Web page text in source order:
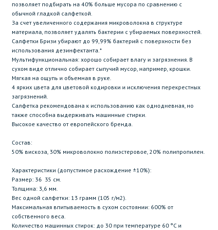
позволяет подбирать на 40% больше мусора по сравнению с
обычной гладкой салфеткой.
За счет увеличенного содержания микроволокна в структуре
материала, позволяет удалять бактерии с убираемых поверхностей.
Салфетки Бризи убирают до 99,99% бактерий с поверхности без
использования дезинфектанта.*
Мультифункциональная: хорошо собирает влагу и загрязнения. В
сухом виде отлично собирает сыпучий мусор, например, крошки.
Мягкая на ощупь и объемная в руке.
4 ярких цвета для цветовой кодировки и исключения перекрестных
загрязнений.
Салфетка рекомендована к использованию как однодневная, но
также способна выдерживать машинные стирки.
Высокое качество от европейского бренда.
Состав:
50% вискоза, 30% микроволокно полиэстеровое, 20% полипропилен.
Характеристики (допустимое расхождение ±10%):
Размер: 36 35 см.
Толщина: 3,6 мм.
Вес одной салфетки: 13 грамм (105 г/м2).
Максимальная впитываемость в сухом состоянии: 600% от
собственного веса.
Количество машинных стирок: до 30 при температуре 60 °C и